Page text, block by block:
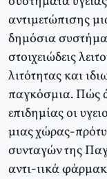
αντιμετώπισης
δημόσια
στοιχειώδεις
λιτότητας και
παγκόσμια. Πώς
επιδημίας οι
μιας χώρας-
συνταγών της
αντι-ιικά